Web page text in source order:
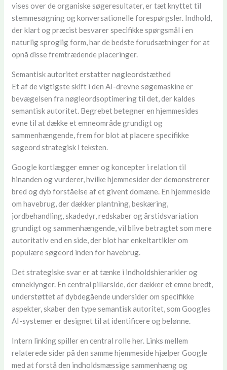
vises over de organiske søgeresultater, er tæt knyttet til
stemmesøgning og konversationelle forespørgsler. Indhold,
der klart og præcist besvarer specifikke spørgsmål i en
naturlig sproglig form, har de bedste forudsætninger for at
opnå disse fremtrædende placeringer.
Semantisk autoritet erstatter nøgleordstæthed
Et af de vigtigste skift i den AI-drevne søgemaskine er
bevægelsen fra nøgleordsoptimering til det, der kaldes
semantisk autoritet. Begrebet betegner en hjemmesides
evne til at dække et emneområde grundigt og
sammenhængende, frem for blot at placere specifikke
søgeord strategisk i teksten.
Google kortlægger emner og koncepter i relation til
hinanden og vurderer, hvilke hjemmesider der demonstrerer
bred og dyb forståelse af et givent domæne. En hjemmeside
om havebrug, der dækker plantning, beskæring,
jordbehandling, skadedyr, redskaber og årstidsvariation
grundigt og sammenhængende, vil blive betragtet som mere
autoritativ end en side, der blot har enkeltartikler om
populære søgeord inden for havebrug.
Det strategiske svar er at tænke i indholdshierarkier og
emneklynger. En central pillarside, der dækker et emne bredt,
understøttet af dybdegående undersider om specifikke
aspekter, skaber den type semantisk autoritet, som Googles
AI-systemer er designet til at identificere og belønne.
Intern linking spiller en central rolle her. Links mellem
relaterede sider på den samme hjemmeside hjælper Google
med at forstå den indholdsmæssige sammenhæng og